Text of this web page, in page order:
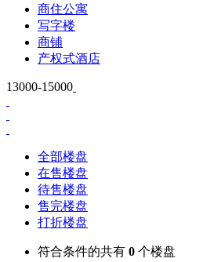
商住公寓
写字楼
商铺
产权式酒店
13000-15000
全部楼盘
在售楼盘
待售楼盘
售完楼盘
打折楼盘
符合条件的共有 0 个楼盘